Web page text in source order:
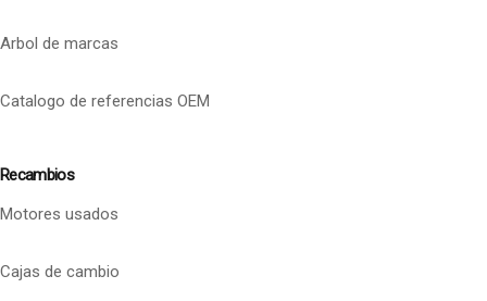
Arbol de marcas
Catalogo de referencias OEM
Recambios
Motores usados
Cajas de cambio